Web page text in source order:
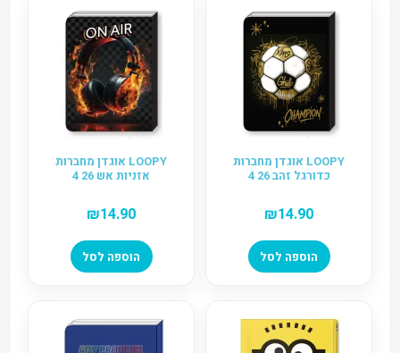
LOOPY אוגדן מחברות
כדורגל זהב 26 4
₪14.90
הוספה לסל
LOOPY אוגדן מחברות
אזניות אש 26 4
₪14.90
הוספה לסל